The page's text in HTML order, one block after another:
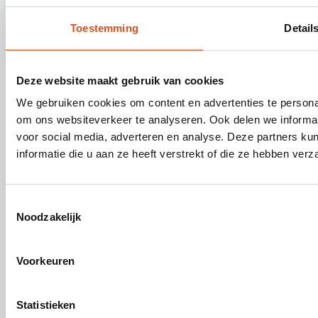
Toestemming
Deze website maakt gebruik van cookies
We gebruiken cookies om content en advertenties te
om ons websiteverkeer te analyseren. Ook delen we
voor social media, adverteren en analyse. Deze partners
informatie die u aan ze heeft verstrekt of die ze hebben
Noodzakelijk
Voorkeuren
Statistieken
Onze diensten
Over Escala